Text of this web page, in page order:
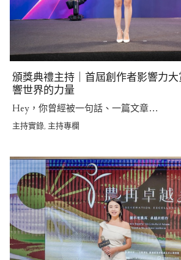
頒獎典禮主持｜首屆創作者影響力
響世界的力量
Hey，你曾經被一句話、一篇文章…
主持實錄 主持專欄